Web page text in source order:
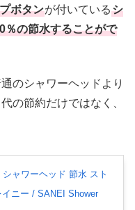
ボタンが付いているシ
％の節水することがで
のシャワーヘッドより
の節約だけではなく、
ャワーヘッド 節水 スト
イニー / SANEI Shower